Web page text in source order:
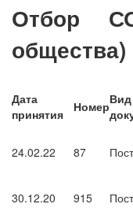
Отбор
общества)
Дата
принятия
НомерВид
24.02.22 87
30.12.20 915